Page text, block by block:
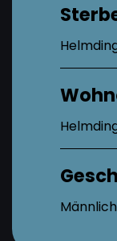
Männlich